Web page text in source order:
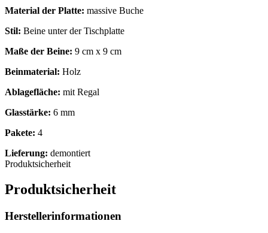
Material der Platte: massive Buche
Stil: Beine unter der Tischplatte
Maße der Beine: 9 cm x 9 cm
Beinmaterial: Holz
Ablagefläche: mit Regal
Glasstärke: 6 mm
Pakete: 4
Lieferung: demontiert
Produktsicherheit
Produktsicherheit
Herstellerinformationen